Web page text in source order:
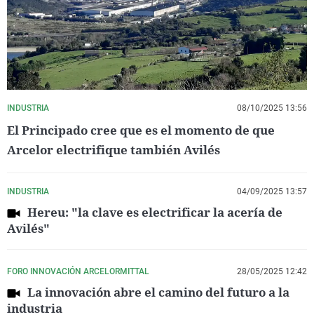
INDUSTRIA 08/10/2025 13:56
El Principado cree que es el momento de que
Arcelor electrifique también Avilés
INDUSTRIA 04/09/2025 13:57
Hereu: "la clave es electrificar la acería de
Avilés"
FORO INNOVACIÓN ARCELORMITTAL 28/05/2025 12:42
La innovación abre el camino del futuro a la
industria